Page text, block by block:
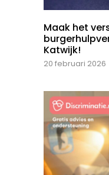
Maak het
Katwijk!
20 februari 2026